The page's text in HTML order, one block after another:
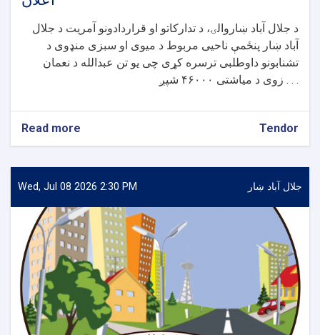
د جلال آباد ښاروالۍ، د تدارکاتو او قراردادونو آمریت د جلال
آباد ښار پنځمې ناحیی مربوط د میوی او سبزی منډوی د
تشنابونو داوطلبی ترسره کړی چی یو تن عبدالله د نعمان
زوی د میاشتی ۴۶۰۰۰ شپږ . . .
Read more
د
آباد
ښاروالۍ
پنځمی
ناحیی
مربوط
د
میوی
او
سبزی
منډوی
Tendor
Wed, Jul 08 2026 2:30 PM جلال آباد ښار